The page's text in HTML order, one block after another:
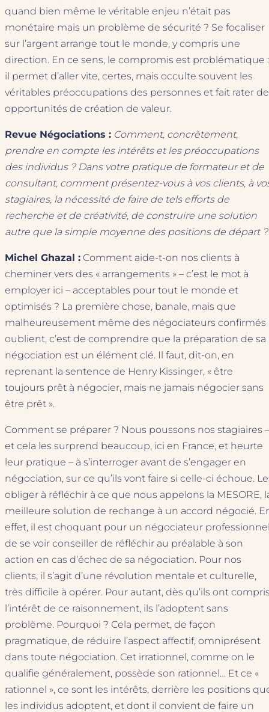
quand bien même le véritable enjeu n’était pas
monétaire mais un problème de sécurité ? Se focaliser
sur l’argent arrange tout le monde, y compris une
direction. En ce sens, le compromis est problématique :
il permet d’aller vite, certes, mais occulte souvent les
véritables préoccupations des personnes et fait rater
opportunités de création de valeur.
Revue Négociations : Comment, concrètement,
prendre en compte les intérêts et les préoccupations
des individus ? Dans votre pratique de formateur et de
consultant, comment présentez-vous à vos clients, à
stagiaires, la nécessité de faire de tels efforts de
recherche et de créativité, de construire une solution
autre que la simple moyenne des positions de départ ?
Michel Ghazal : Comment aide-t-on nos clients à
cheminer vers des « arrangements » – c’est le mot à
employer ici – acceptables pour tout le monde et
optimisés ? La première chose, banale, mais que
malheureusement même des négociateurs confirmés
oublient, c’est de comprendre que la préparation de sa
négociation est un élément clé. Il faut, dit-on, en
reprenant la sentence de Henry Kissinger, « être
toujours prêt à négocier, mais ne jamais négocier sans
être prêt ».
Comment se préparer ? Nous poussons nos stagiaires –
et cela les surprend beaucoup, ici en France, et heurte
leur pratique – à s’interroger avant de s’engager en
négociation, sur ce qu’ils vont faire si celle-ci échoue.
obliger à réfléchir à ce que nous appelons la MESORE,
meilleure solution de rechange à un accord négocié.
effet, il est choquant pour un négociateur
de se voir conseiller de réfléchir au préalable à son
action en cas d’échec de sa négociation. Pour nos
clients, il s’agit d’une révolution mentale et culturelle,
très difficile à opérer. Pour autant, dès qu’ils ont
l’intérêt de ce raisonnement, ils l’adoptent sans
problème. Pourquoi ? Cela permet, de façon
pragmatique, de réduire l’aspect affectif, omniprésent
dans toute négociation. Cet irrationnel, comme on le
qualifie généralement, possède son rationnel… Et ce «
rationnel », ce sont les intérêts, derrière les positions
les individus adoptent, et dont il convient de faire un